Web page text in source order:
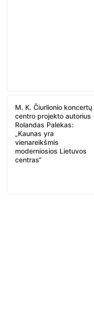
M. K. Čiurlionio koncertų
centro projekto autorius
Rolandas Palekas:
„Kaunas yra
vienareikšmis
moderniosios Lietuvos
centras“